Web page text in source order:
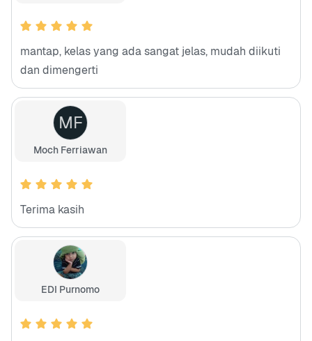
mantap, kelas yang ada sangat jelas, mudah diikuti
dan dimengerti
MF
Moch Ferriawan
Terima kasih
EDI Purnomo